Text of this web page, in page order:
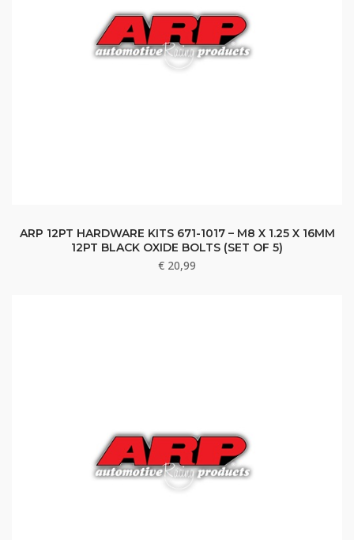
ARP 12PT HARDWARE KITS 671-1017 – M8 X 1.25 X 16MM
12PT BLACK OXIDE BOLTS (SET OF 5)
€ 20,99